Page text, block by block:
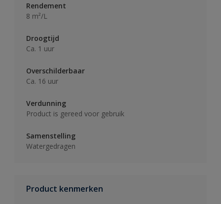
Rendement
8 m²/L
Droogtijd
Ca. 1 uur
Overschilderbaar
Ca. 16 uur
Verdunning
Product is gereed voor gebruik
Samenstelling
Watergedragen
Product kenmerken